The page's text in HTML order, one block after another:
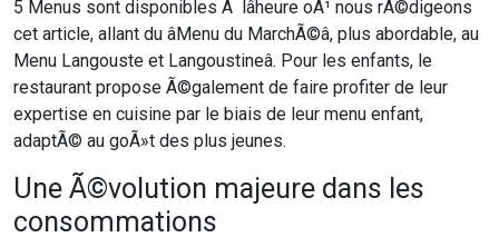
5 Menus sont disponibles Ã lâheure oÃ¹ nous rÃ©digeons
cet article, allant du âMenu du MarchÃ©â, plus abordable, au
Menu Langouste et Langoustineâ. Pour les enfants, le
restaurant propose Ã©galement de faire profiter de leur
expertise en cuisine par le biais de leur menu enfant,
adaptÃ© au goÃ»t des plus jeunes.
Une Ã©volution majeure dans les
consommations